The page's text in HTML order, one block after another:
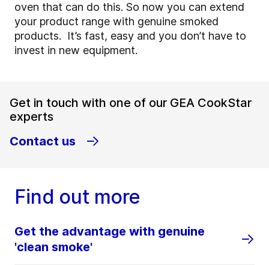
oven that can do this. So now you can extend
your product range with genuine smoked
products. It’s fast, easy and you don’t have to
invest in new equipment.
Get in touch with one of our GEA CookStar
experts
Contact us
Find out more
Get the advantage with genuine
'clean smoke'